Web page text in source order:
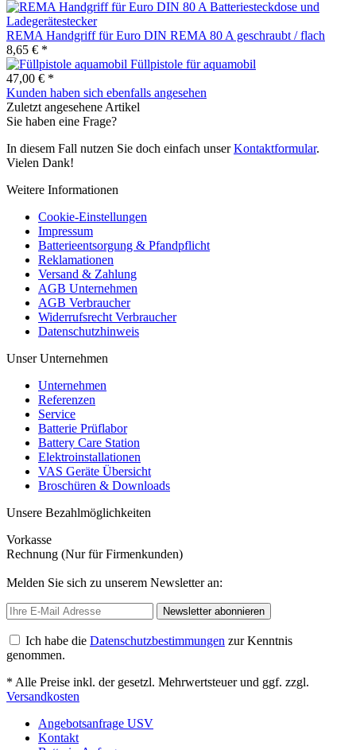
REMA Handgriff für Euro DIN REMA 80 A geschraubt / flach
8,65 € *
Füllpistole für aquamobil
47,00 € *
Kunden haben sich ebenfalls angesehen
Zuletzt angesehene Artikel
Sie haben eine Frage?
In diesem Fall nutzen Sie doch einfach unserKontaktformular.
Vielen Dank!
Weitere Informationen
Cookie-Einstellungen
Impressum
Batterieentsorgung & Pfandpflicht
Reklamationen
Versand & Zahlung
AGB Unternehmen
AGB Verbraucher
Widerrufsrecht Verbraucher
Datenschutzhinweis
Unser Unternehmen
Unternehmen
Referenzen
Service
Batterie Prüflabor
Battery Care Station
Elektroinstallationen
VAS Geräte Übersicht
Broschüren & Downloads
Unsere Bezahlmöglichkeiten
Vorkasse
Rechnung (Nur für Firmenkunden)
Melden Sie sich zu unserem Newsletter an:
Newsletter abonnieren
Ich habe die Datenschutzbestimmungen zur Kenntnis
genommen.
* Alle Preise inkl. der gesetzl. Mehrwertsteuer und ggf. zzgl.
Versandkosten
Angebotsanfrage USV
Kontakt